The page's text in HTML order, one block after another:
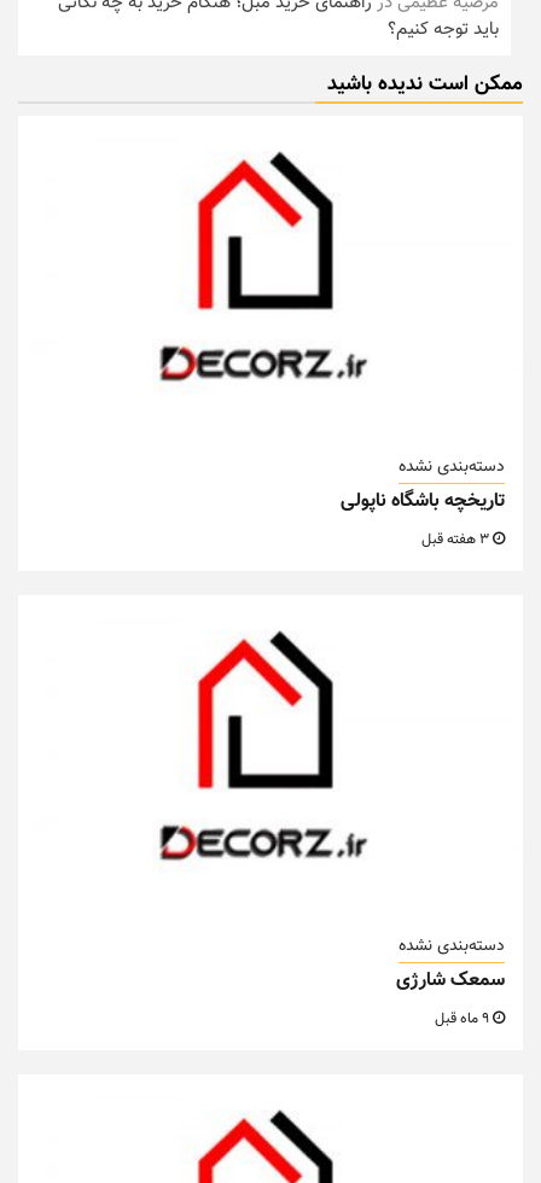
باید توجه کنیم؟
ممکن است ندیده باشید
دسته‌بندی نشده
تاریخچه باشگاه ناپولی
دسته‌بندی نشده
سمعک شارژی